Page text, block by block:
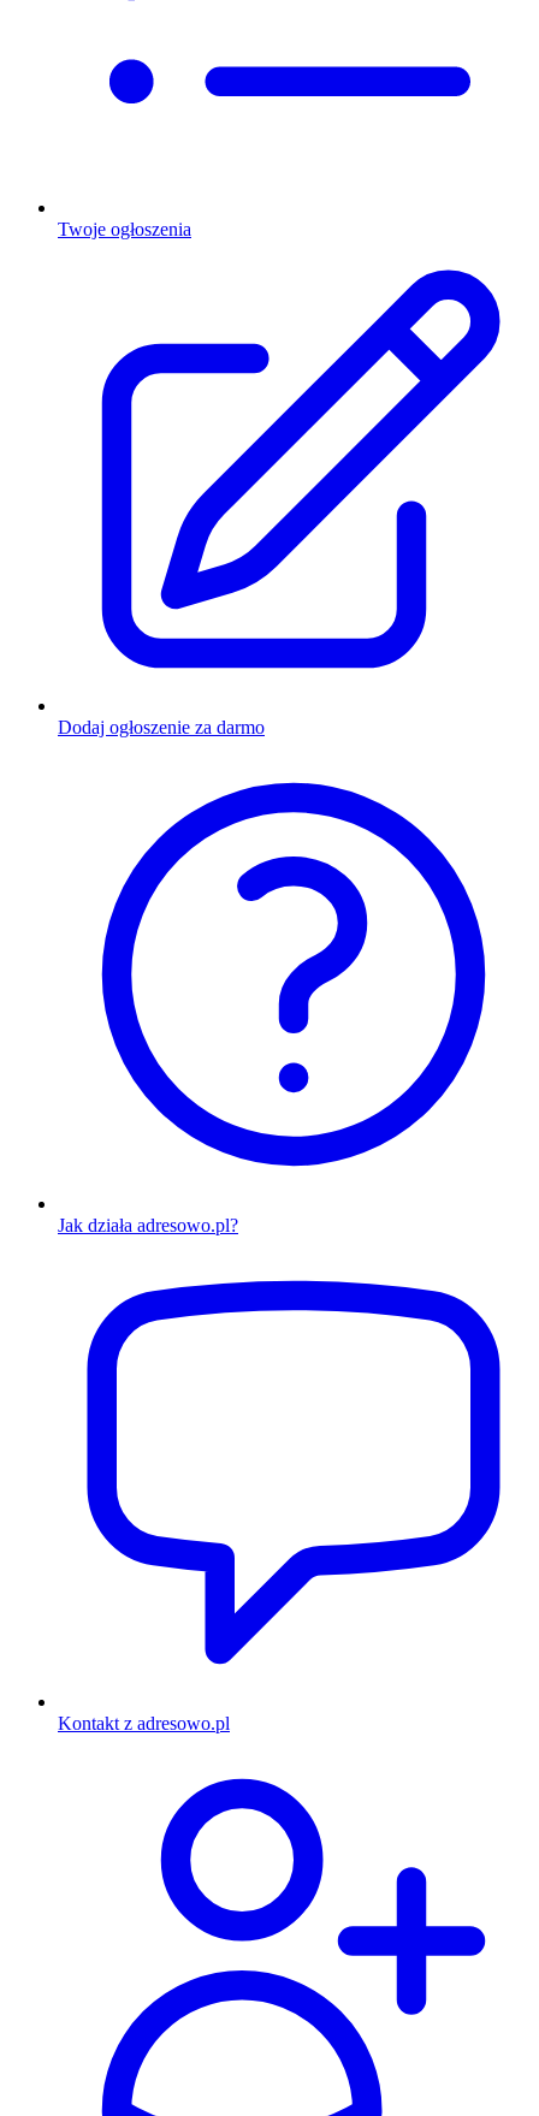
Twoje ogłoszenia
Dodaj ogłoszenie za darmo
Jak działa adresowo.pl?
Kontakt z adresowo.pl